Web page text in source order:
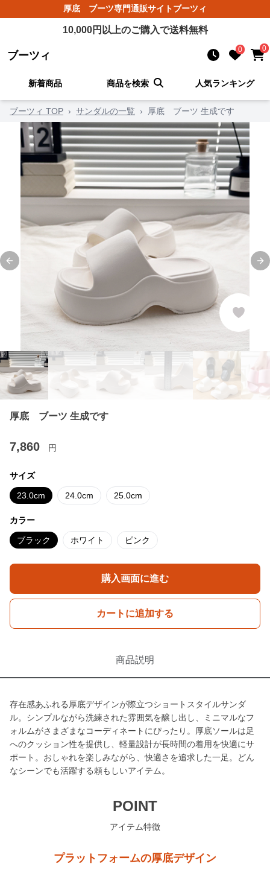
厚底 ブーツ専門通販サイトブーツィ
10,000円以上のご購入で送料無料
ブーツィ 0 0
新着商品 商品を検索 人気ランキング
ブーツィ TOP › サンダルの一覧 › 厚底 ブーツ 生成です
Previous slide
厚底 ブーツ 生成です
7,860 円
サイズ
23.0cm 24.0cm 25.0cm
カラー
ブラック ホワイト ピンク
購入画面に進む
カートに追加する
商品説明
存在感あふれる厚底デザインが際立つショートスタイルサンダ
ル。シンプルながら洗練された雰囲気を醸し出し、ミニマルなフ
ォルムがさまざまなコーディネートにぴったり。厚底ソールは足
へのクッション性を提供し、軽量設計が長時間の着用を快適にサ
ポート。おしゃれを楽しみながら、快適さを追求した一足。どん
なシーンでも活躍する頼もしいアイテム。
POINT
アイテム特徴
プラットフォームの厚底デザイン